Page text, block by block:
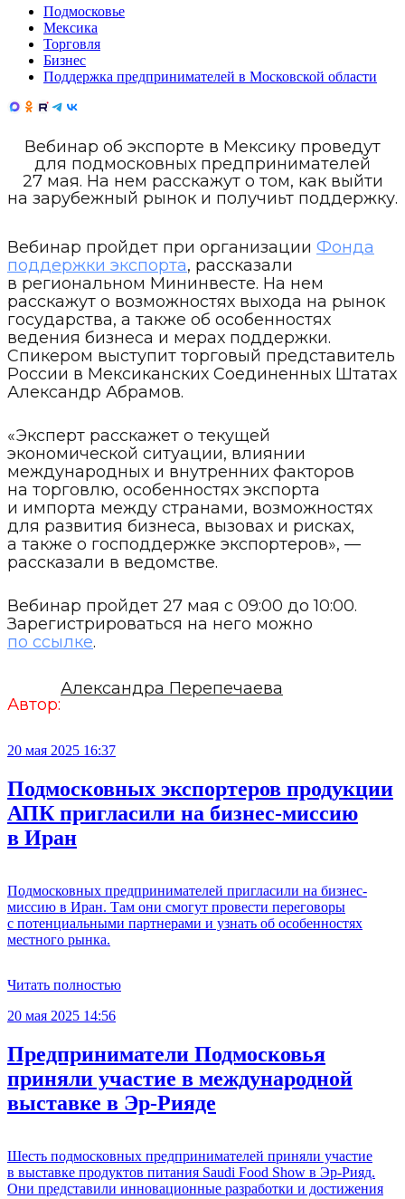
Подмосковье
Мексика
Торговля
Бизнес
Поддержка предпринимателей в Московской области
Вебинар об экспорте в Мексику проведут
для подмосковных предпринимателей
27 мая. На нем расскажут о том, как выйти
на зарубежный рынок и получиьт поддержку.
Вебинар пройдет при организации Фонда
поддержки экспорта, рассказали
в региональном Мининвесте. На нем
расскажут о возможностях выхода на рынок
государства, а также об особенностях
ведения бизнеса и мерах поддержки.
Спикером выступит торговый представитель
России в Мексиканских Соединенных Штатах
Александр Абрамов.
«Эксперт расскажет о текущей
экономической ситуации, влиянии
международных и внутренних факторов
на торговлю, особенностях экспорта
и импорта между странами, возможностях
для развития бизнеса, вызовах и рисках,
а также о господдержке экспортеров», —
рассказали в ведомстве.
Вебинар пройдет 27 мая с 09:00 до 10:00.
Зарегистрироваться на него можно
по ссылке.
Автор:
Александра Перепечаева
20 мая 2025 16:37
Подмосковных экспортеров продукции
АПК пригласили на бизнес-миссию
в Иран
Подмосковных предпринимателей пригласили на бизнес-
миссию в Иран. Там они смогут провести переговоры
с потенциальными партнерами и узнать об особенностях
местного рынка.
Читать полностью
20 мая 2025 14:56
Предприниматели Подмосковья
приняли участие в международной
выставке в Эр-Рияде
Шесть подмосковных предпринимателей приняли участие
в выставке продуктов питания Saudi Food Show в Эр-Рияд.
Они представили инновационные разработки и достижения